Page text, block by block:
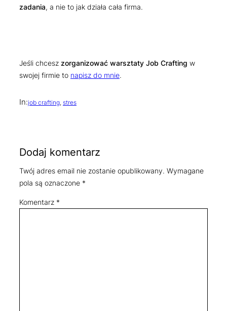
zadania, a nie to jak działa cała firma.
Jeśli chcesz zorganizować warsztaty Job Crafting w
swojej firmie to napisz do mnie.
In:job crafting, stres
Dodaj komentarz
Twój adres email nie zostanie opublikowany. Wymagane
pola są oznaczone *
Komentarz *